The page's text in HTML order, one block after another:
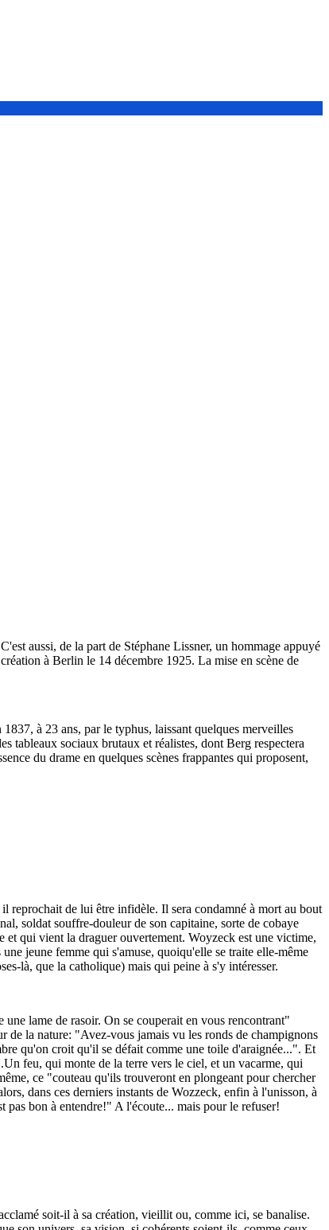
aussi, de la part de Stéphane Lissner, un hommage appuyé
à Berlin le 14 décembre 1925. La mise en scène de
à 23 ans, par le typhus, laissant quelques merveilles
tableaux sociaux brutaux et réalistes, dont Berg respectera
du drame en quelques scènes frappantes qui proposent,
reprochait de lui être infidèle. Il sera condamné à mort au bout
soldat souffre-douleur de son capitaine, sorte de cobaye
et qui vient la draguer ouvertement. Woyzeck est une victime,
jeune femme qui s'amuse, quoiqu'elle se traite elle-même
là, que la catholique) mais qui peine à s'y intéresser.
lame de rasoir. On se couperait en vous rencontrant"
de la nature: "Avez-vous jamais vu les ronds de champignons
qu'on croit qu'il se défait comme une toile d'araignée...". Et
feu, qui monte de la terre vers le ciel, et un vacarme, qui
ce "couteau qu'ils trouveront en plongeant pour chercher
dans ces derniers instants de Wozzeck, enfin à l'unisson, à
pas bon à entendre!" A l'écoute... mais pour le refuser!
soit-il à sa création, vieillit ou, comme ici, se banalise.